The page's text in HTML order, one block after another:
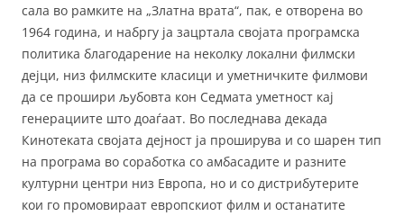
сала во рамките на „Златна врата“, пак, е отворена во
1964 година, и набргу ја зацртала својата програмска
политика благодарение на неколку локални филмски
дејци, низ филмските класици и уметничките филмови
да се прошири љубовта кон Седмата уметност кај
генерациите што доаѓаат. Во последнава декада
Кинотеката својата дејност ја проширува и со шарен тип
на програма во соработка со амбасадите и разните
културни центри низ Европа, но и со дистрибутерите
кои го промовираат европскиот филм и останатите